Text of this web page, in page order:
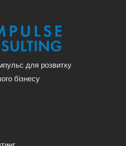
для розвитку
бізнесу